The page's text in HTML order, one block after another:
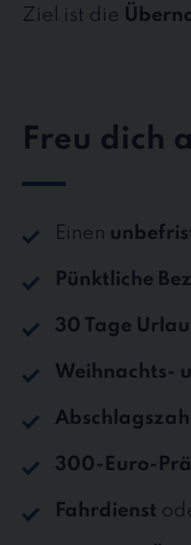
Ziel ist die
Freu dich
Einen
Pünktliche
30 Tage
Weihnachts-
300-Euro-
Fahrdienst